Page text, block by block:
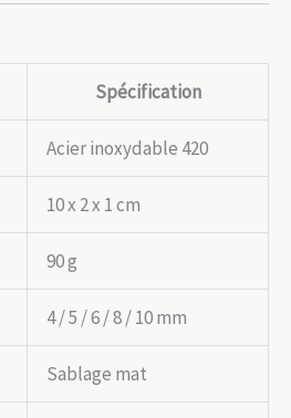
Spécification
Acier inoxydable 420
10 x 2 x 1 cm
90 g
4 / 5 / 6 / 8 / 10 mm
Sablage mat